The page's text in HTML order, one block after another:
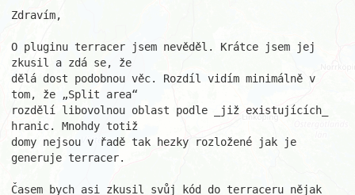
Zdravím,
O pluginu terracer jsem nevěděl. Krátce jsem jej
zkusil a zdá se, že
dělá dost podobnou věc. Rozdíl vidím minimálně v
tom, že „Split area“
rozdělí libovolnou oblast podle _již existujících_
hranic. Mnohdy totiž
domy nejsou v řadě tak hezky rozložené jak je
generuje terracer.
Časem bych asi zkusil svůj kód do terraceru nějak